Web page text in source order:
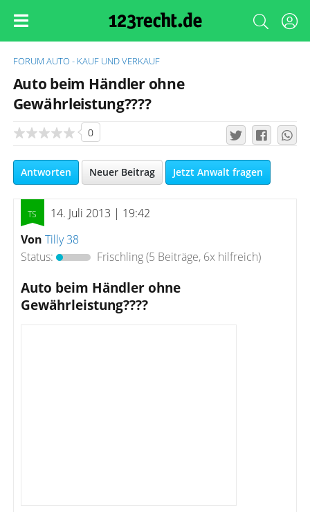
FORUM AUTO - KAUF UND VERKAUF
Auto beim Händler ohne
Gewährleistung????
0
Antworten Neuer Beitrag Jetzt Anwalt fragen
14. Juli 2013 | 19:42
Von Tilly 38
Status:
Frischling(5 Beiträge, 6x hilfreich)
Auto beim Händler ohne
Gewährleistung????